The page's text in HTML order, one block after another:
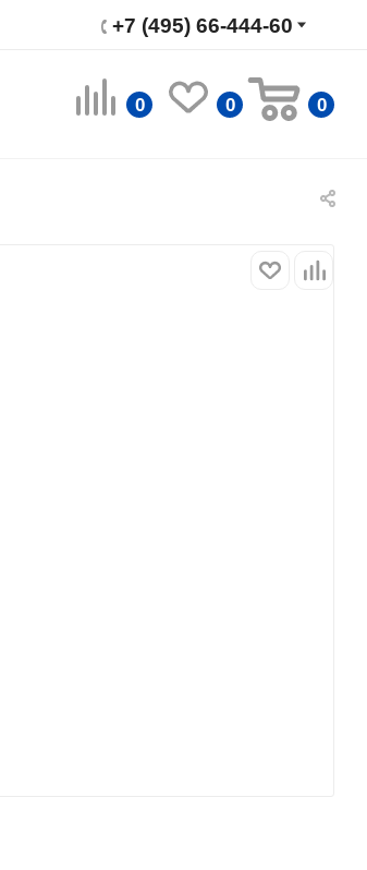
+7 (495) 66-444-60
0 0 0